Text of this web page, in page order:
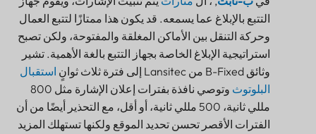
التتبع بالإبلاغ عما يسمعه. قد يكون هذا ممتازًا لتتبع العمال
وحركة التنقل بين الأماكن المغلقة والمفتوحة، ولكن تصبح
استراتيجية الإبلاغ الخاصة بجهاز التتبع بالغة الأهمية. تشير
وثائق B-Fixed من Lansitec إلى فترة ثلاث ثوانٍ
استقبال
البلوتوث
وتوصي نافذة بفترات إعلان الإشارة مثل 800
مللي ثانية، 500 مللي ثانية، أو أقل، مع التحذير أيضًا من أن
الفترات الأقصر تحسن تحديد الموقع ولكنها تستهلك المزيد